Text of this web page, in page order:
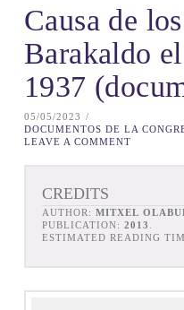
Causa de
Barakaldo
1937
05/05/2023
DOCUMENTOS DE LA
LEAVE A COMMENT
CREDITS
AUTHOR: MITXEL
PUBLICATION: 2013
ESTIMATED READING